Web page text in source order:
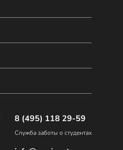
8 (495) 118 29-59
Служба заботы о студентах